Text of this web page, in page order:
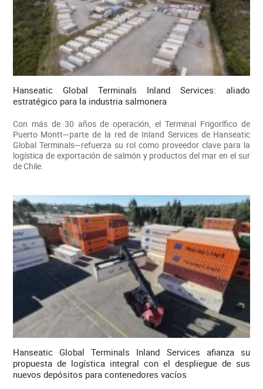
Hanseatic Global Terminals Inland Services: aliado
estratégico para la industria salmonera
Con más de 30 años de operación, el Terminal Frigorífico de
Puerto Montt—parte de la red de Inland Services de Hanseatic
Global Terminals—refuerza su rol como proveedor clave para la
logística de exportación de salmón y productos del mar en el sur
de Chile.
Hanseatic Global Terminals Inland Services afianza su
propuesta de logística integral con el despliegue de sus
nuevos depósitos para contenedores vacíos